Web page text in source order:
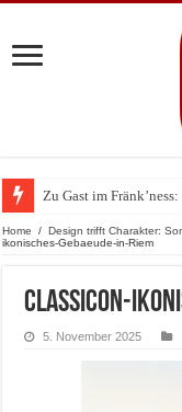
Zu Gast im
Warum München
Home / Design trifft Charakter:
ikonisches-Gebaeude-in-Riem
ClassiCon-
5. November 2025